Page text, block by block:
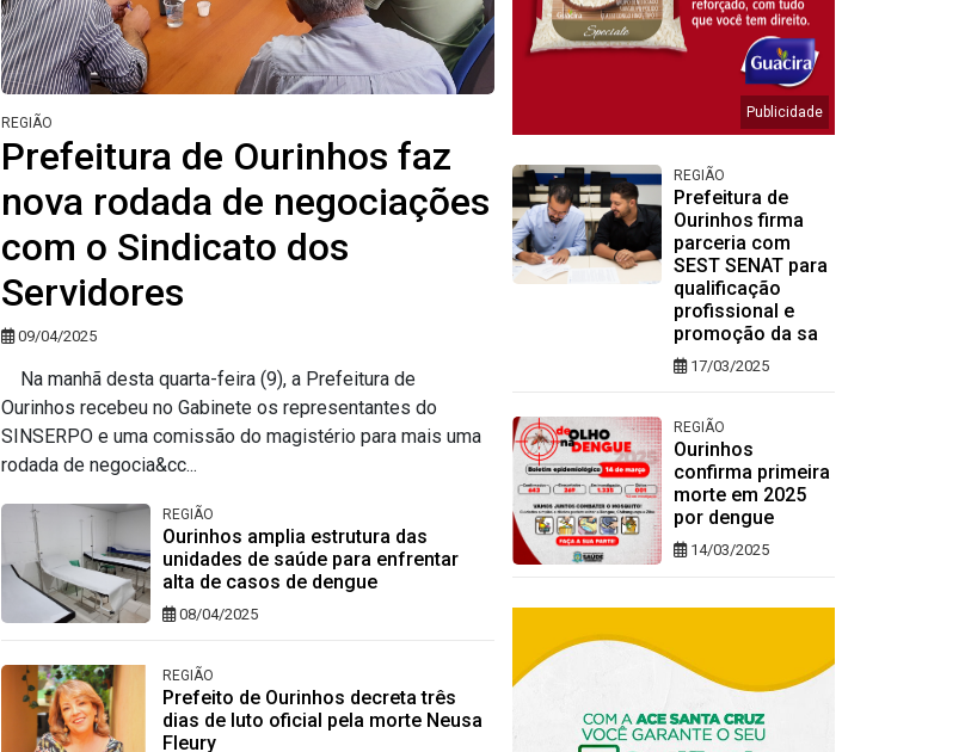
REGIÃO
Prefeitura de Ourinhos faz
nova rodada de negociações
com o Sindicato dos
Servidores
09/04/2025
Na manhã desta quarta-feira (9), a Prefeitura de
Ourinhos recebeu no Gabinete os representantes do
SINSERPO e uma comissão do magistério para mais uma
rodada de negocia&cc...
REGIÃO
Ourinhos amplia estrutura das
unidades de saúde para enfrentar
alta de casos de dengue
08/04/2025
REGIÃO
Prefeito de Ourinhos decreta três
dias de luto oficial pela morte Neusa
Fleury
REGIÃO
Prefeitura de
Ourinhos firma
parceria com
SEST SENAT para
qualificação
profissional e
promoção da sa
17/03/2025
REGIÃO
Ourinhos
confirma primeira
morte em 2025
por dengue
14/03/2025